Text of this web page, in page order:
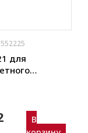
для
пр.)
В